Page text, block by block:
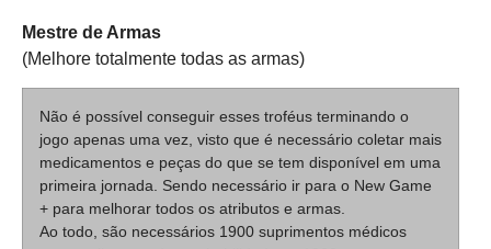
Mestre de Armas
(Melhore totalmente todas as armas)
Não é possível conseguir esses troféus terminando o
jogo apenas uma vez, visto que é necessário coletar mais
medicamentos e peças do que se tem disponível em uma
primeira jornada. Sendo necessário ir para o New Game
+ para melhorar todos os atributos e armas.
Ao todo, são necessários 1900 suprimentos médicos